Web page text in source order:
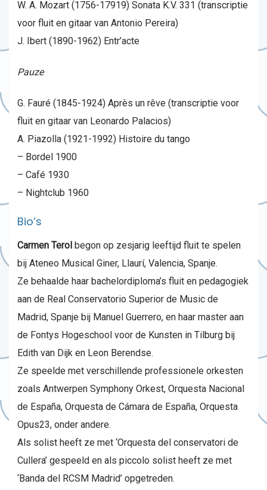
W. A. Mozart (1756-17919) Sonata K.V. 331 (transcriptie
voor fluit en gitaar van Antonio Pereira)
J. Ibert (1890-1962) Entr’acte
Pauze
G. Fauré (1845-1924) Après un rêve (transcriptie voor
fluit en gitaar van Leonardo Palacios)
A. Piazolla (1921-1992) Histoire du tango
– Bordel 1900
– Café 1930
– Nightclub 1960
Bio’s
Carmen Terol begon op zesjarig leeftijd fluit te spelen
bij Ateneo Musical Giner, Llaurí, Valencia, Spanje.
Ze behaalde haar bachelordiploma’s fluit en pedagogiek
aan de Real Conservatorio Superior de Music de
Madrid, Spanje bij Manuel Guerrero, en haar master aan
de Fontys Hogeschool voor de Kunsten in Tilburg bij
Edith van Dijk en Leon Berendse.
Ze speelde met verschillende professionele orkesten
zoals Antwerpen Symphony Orkest, Orquesta Nacional
de España, Orquesta de Cámara de España, Orquesta
Opus23, onder andere.
Als solist heeft ze met ‘Orquesta del conservatori de
Cullera’ gespeeld en als piccolo solist heeft ze met
‘Banda del RCSM Madrid’ opgetreden.